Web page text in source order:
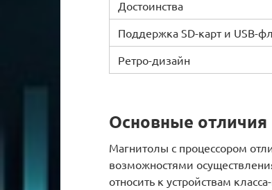
Достоинства
Поддержка SD-карт и USB-
Ретро-дизайн
Основные отличия
Магнитолы с процессором
возможностями
относить к устройствам